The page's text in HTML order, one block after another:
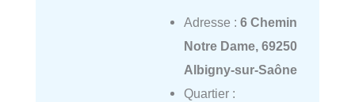
Adresse : 6 Chemin
Notre Dame, 69250
Albigny-sur-Saône
Quartier :